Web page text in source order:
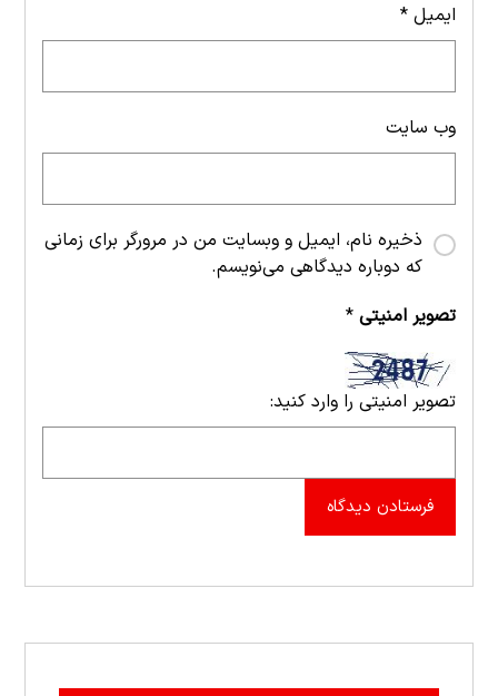
ایمیل*
وب‌ سایت
ذخیره نام، ایمیل و وبسایت من در مرورگر برای زمانی
که دوباره دیدگاهی می‌نویسم.
تصویر امنیتی*
تصویر امنیتی را وارد کنید:
فرستادن دیدگاه